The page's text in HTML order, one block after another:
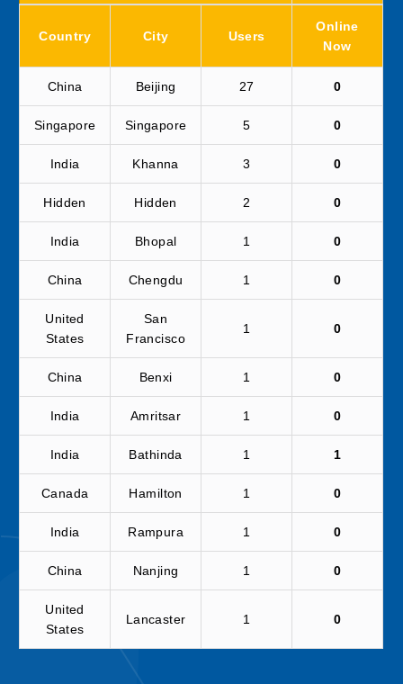
Country City Users
Online
Now
China Beijing 27 0
Singapore Singapore 5 0
India Khanna 3 0
Hidden Hidden 2 0
India Bhopal 1 0
China Chengdu 1 0
United
States
San
Francisco
1 0
China Benxi 1 0
India Amritsar 1 0
India Bathinda 1 1
Canada Hamilton 1 0
India Rampura 1 0
China Nanjing 1 0
United
States
Lancaster 1 0